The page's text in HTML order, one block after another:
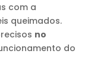
com a
queimados.
no
do